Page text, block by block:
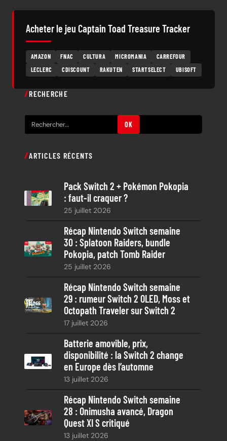
Acheter le jeu Captain Toad Treasure Tracker
AMAZON FNAC CULTURA MICROMANIA
CARREFOUR
LECLERC
CDISCOUNT RAKUTEN STARTSELECT UBISOFT
RECHERCHE
e
h
OK
ARTICLES RÉCENTS
Pack Switch 2 + Pokémon Pokopia
: faut-il craquer ?
25 juillet 2026
Récap Nintendo Switch semaine
30 : Splatoon Raiders, bundle
Pokopia, patch Tomb Raider
25 juillet 2026
Récap Nintendo Switch semaine
29 : rumeur Switch 2 OLED, Moss et
Octopath Traveler sur Switch 2
17 juillet 2026
Batterie amovible, prix,
disponibilité : la Switch 2 change
en Europe dès l’automne
13 juillet 2026
Récap Nintendo Switch semaine
28 : Onimusha avancé, Dragon
Quest XI S critiqué
13 juillet 2026